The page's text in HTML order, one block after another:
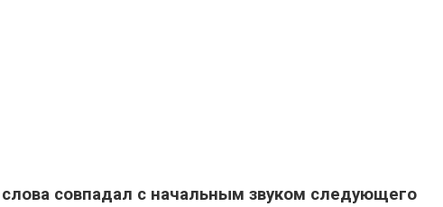
совпадал с начальным звуком следующего